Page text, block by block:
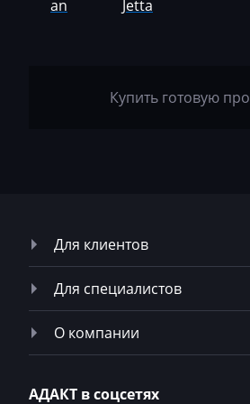
Manitou
MasseyFerguson
Maxus
an
Jetta
Купить готовую
Для клиентов
Для специалистов
О компании
АДАКТ в соцсетях